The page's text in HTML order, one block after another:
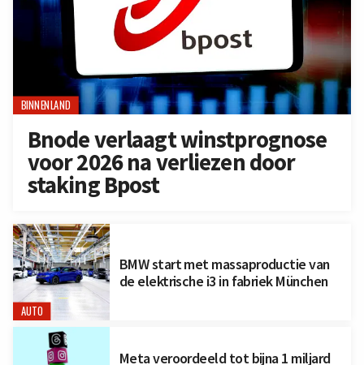
BINNENLAND
Bnode verlaagt winstprognose
voor 2026 na verliezen door
staking Bpost
AUTO
BMW start met massaproductie van
de elektrische i3 in fabriek München
Meta veroordeeld tot bijna 1 miljard